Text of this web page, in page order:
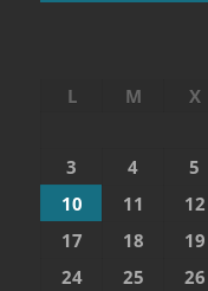
L M X
3
4 5
10
11 12
17
18 19
24
25 26